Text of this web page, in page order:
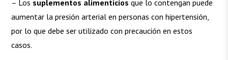
– Los suplementos alimenticios que lo contengan puede
aumentar la presión arterial en personas con hipertensión,
por lo que debe ser utilizado con precaución en estos
casos.